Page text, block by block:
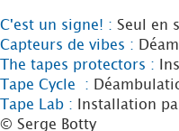
C'est un signe! : Seul en
Capteurs de vibes :
The tapes protectors :
Tape Cycle :
Tape Lab : Installation
© Serge Botty